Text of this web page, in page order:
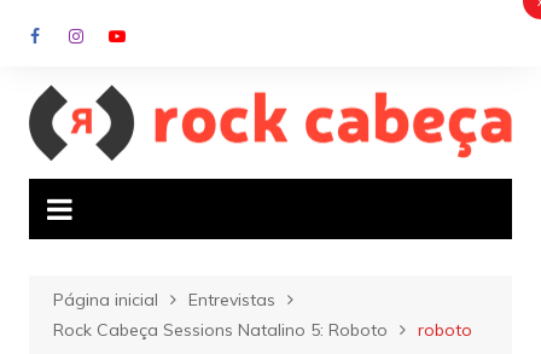
para
conteúdo
Página inicial
Entrevistas
Rock Cabeça Sessions Natalino 5: Roboto
roboto